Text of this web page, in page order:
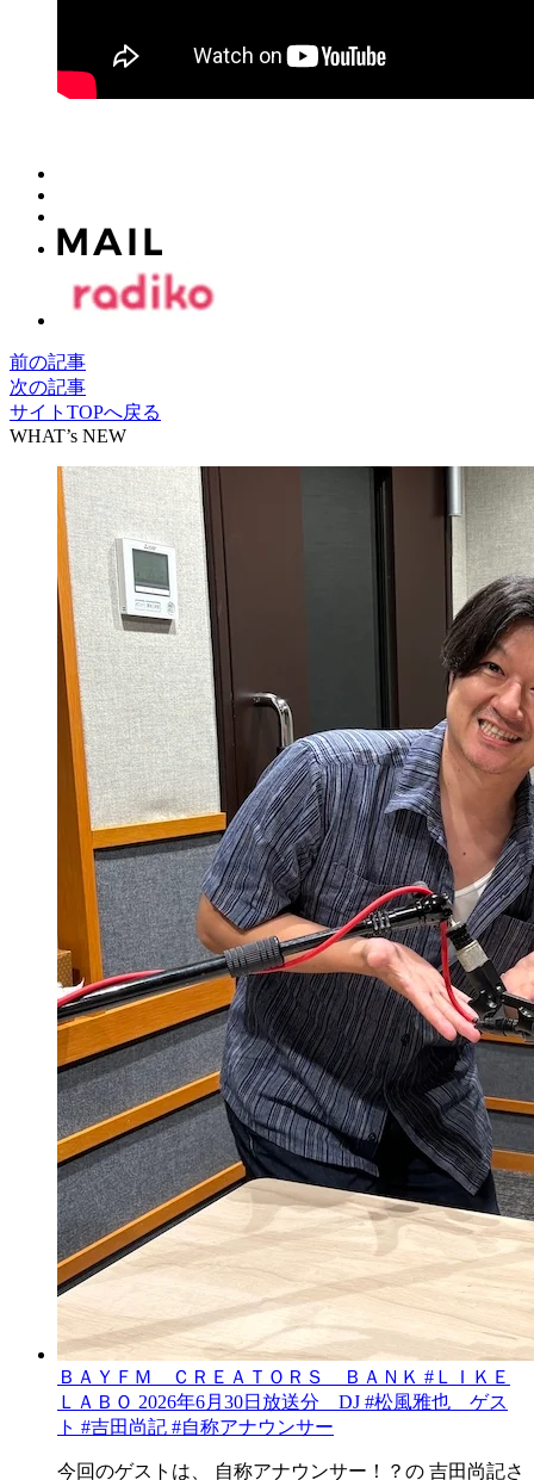
前の記事
次の記事
サイトTOPへ戻る
WHAT’s NEW
ＢＡＹＦＭ ＣＲＥＡＴＯＲＳ ＢＡＮＫ #ＬＩＫＥ
ＬＡＢＯ 2026年6月30日放送分 DJ #松風雅也 ゲス
ト #吉田尚記 #自称アナウンサー
今回のゲストは、 自称アナウンサー！？の 吉田尚記さ